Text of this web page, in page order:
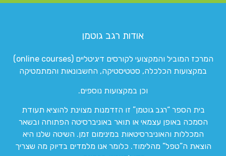
אודות רגב גוטמן
המרכז המוביל והמקצועי לקורסים דיגיטליים (online courses)
במקצועות הכלכלה, סטטיסטיקה, החשבונאות והמתמטיקה
וכן במקצועות נוספים.
בית הספר “רגב גוטמן” זו הזדמנות מצוינת להוציא תעודת
הסמכה באופן עצמאי או תואר באוניברסיטה הפתוחה ובשאר
המכללות והאוניברסיטאות במינימום זמן. השיטה שלנו היא
הוצאת ה”טפל” מהלימוד. כלומר אנו מלמדים בדיוק מה שצריך